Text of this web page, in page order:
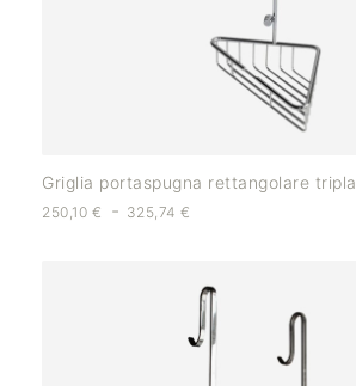
Griglia portaspugna rettangolare tripla
250,10 € - 325,74€